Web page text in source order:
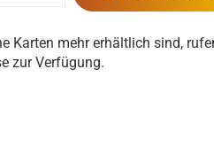
Karten mehr erhältlich sind,
zur Verfügung.